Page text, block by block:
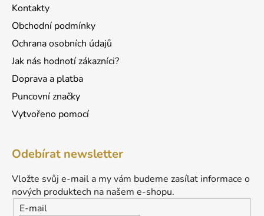
Kontakty
Obchodní podmínky
Ochrana osobních údajů
Jak nás hodnotí zákazníci?
Doprava a platba
Puncovní značky
Vytvořeno pomocí
Odebírat newsletter
Vložte svůj e-mail a my vám budeme zasílat informace o
nových produktech na našem e-shopu.
E-mail